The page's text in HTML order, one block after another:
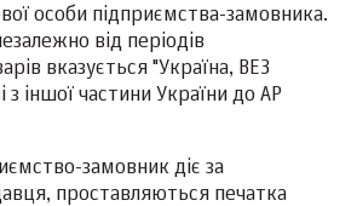
особи підприємства-замовника.
від періодів
вказується "Україна, ВЕЗ
з іншої частини України до АР
замовник діє за
проставляються печатка